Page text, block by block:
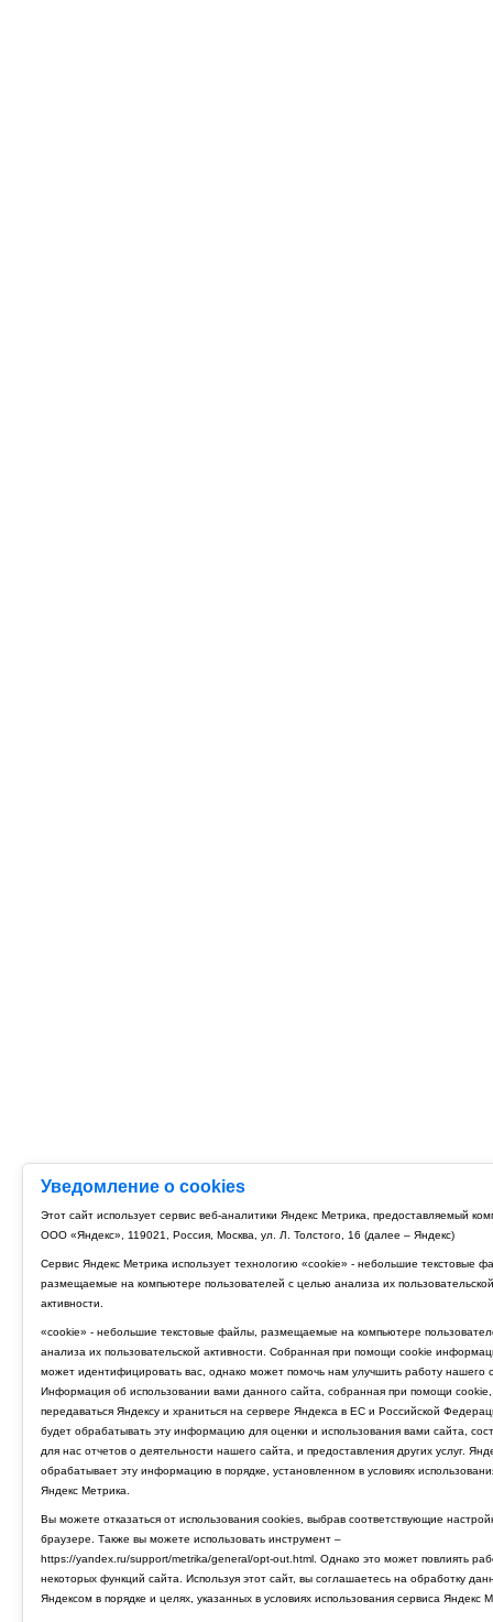
Уведомление о cookies
Этот сайт использует сервис веб-аналитики Яндекс Метрика, предоставляемый
ООО «Яндекс», 119021, Россия, Москва, ул. Л. Толстого, 16 (далее – Яндекс)
Сервис Яндекс Метрика использует технологию «cookie» - небольшие текстовые
размещаемые на компьютере пользователей с целью анализа их пользовательской
активности.
«cookie» - небольшие текстовые файлы, размещаемые на компьютере
анализа их пользовательской активности. Собранная при помощи cookie
может идентифицировать вас, однако может помочь нам улучшить работу нашего
Информация об использовании вами данного сайта, собранная при помощи cookie,
передаваться Яндексу и храниться на сервере Яндекса в ЕС и Российской
будет обрабатывать эту информацию для оценки и использования вами сайта,
для нас отчетов о деятельности нашего сайта, и предоставления других услуг.
обрабатывает эту информацию в порядке, установленном в условиях
Яндекс Метрика.
Вы можете отказаться от использования cookies, выбрав соответствующие
браузере. Также вы можете использовать инструмент –
https://yandex.ru/support/metrika/general/opt-out.html. Однако это может повлиять
некоторых функций сайта. Используя этот сайт, вы соглашаетесь на обработку
Яндексом в порядке и целях, указанных в условиях использования сервиса Яндекс